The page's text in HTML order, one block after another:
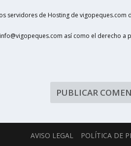
servidores de Hosting de vigopeques.com
así como el derecho a
AVISO LEGAL POLÍTICA DE